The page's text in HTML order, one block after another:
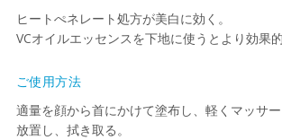
ヒートぺネレート処方が美白に効く。
VCオイルエッセンスを下地に使うとより効果的
ご使用方法
適量を顔から首にかけて塗布し、軽くマッサ
放置し、拭き取る。